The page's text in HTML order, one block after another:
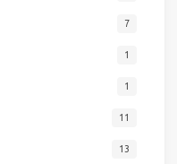
7
1
1
11
13